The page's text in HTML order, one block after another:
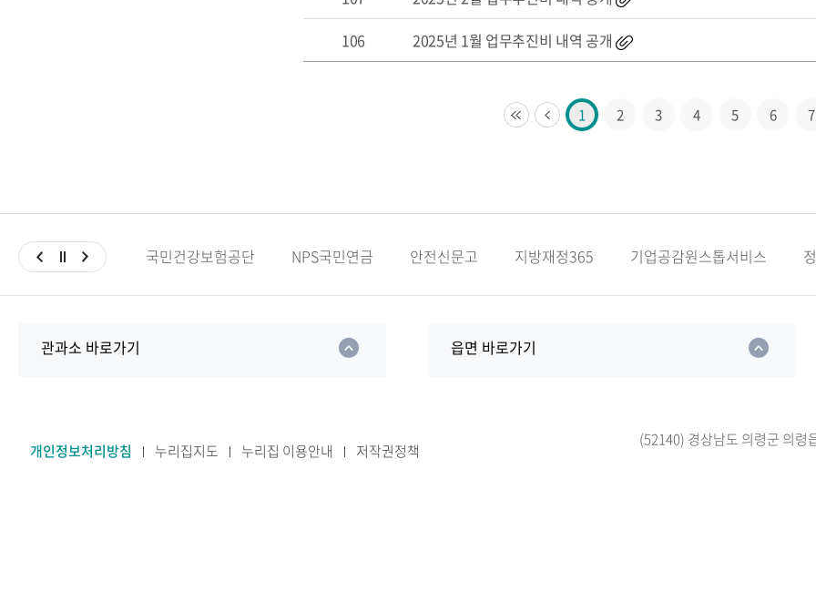
106
2025년 1월 업무추진비 내역 공개
1 2 3 4 5 6 7
국민건강보험공단 NPS국민연금 안전신문고 지방재정365 기업공감원스톱서비스
관과소 바로가기 읍면 바로가기
개인정보처리방침 누리집지도 누리집 이용안내 저작권정책
(52140) 경상남도 의령군 의령